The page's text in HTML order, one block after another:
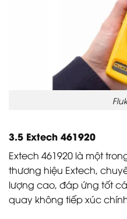
3.5 Extech 461920
Extech 461920 là một
thương hiệu Extech,
lượng cao, đáp ứng tốt
quay không tiếp xúc